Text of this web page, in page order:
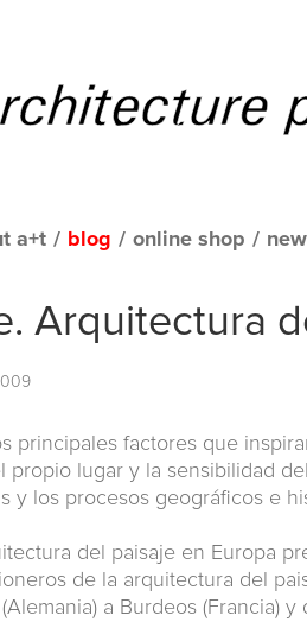
a+t / blog / online shop /
Arquitectura
principales factores que
propio lugar y la sensibilidad
y los procesos geográficos e
del paisaje en Europa
de la arquitectura del
a Burdeos (Francia)